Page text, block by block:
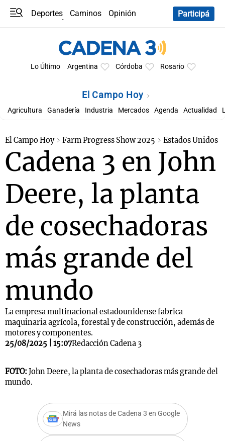
Deportes Caminos
Opinión
Participá
Lo Último Argentina Córdoba Rosario
El Campo Hoy
Agricultura Ganadería Industria Mercados Agenda Actualidad
El Campo Hoy Farm Progress Show 2025 Estados Unidos
Cadena 3 en John
Deere, la planta
de cosechadoras
más grande del
mundo
La empresa multinacional estadounidense fabrica
maquinaria agrícola, forestal y de construcción, además de
motores y componentes.
25/08/2025 | 15:07Redacción Cadena 3
FOTO: John Deere, la planta de cosechadoras más grande del
mundo.
Mirá las notas de Cadena 3 en Google
News